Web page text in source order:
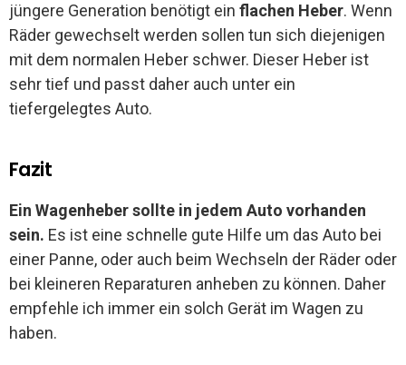
jüngere Generation benötigt ein flachen Heber. Wenn
Räder gewechselt werden sollen tun sich diejenigen
mit dem normalen Heber schwer. Dieser Heber ist
sehr tief und passt daher auch unter ein
tiefergelegtes Auto.
Fazit
Ein Wagenheber sollte in jedem Auto vorhanden
sein. Es ist eine schnelle gute Hilfe um das Auto bei
einer Panne, oder auch beim Wechseln der Räder oder
bei kleineren Reparaturen anheben zu können. Daher
empfehle ich immer ein solch Gerät im Wagen zu
haben.